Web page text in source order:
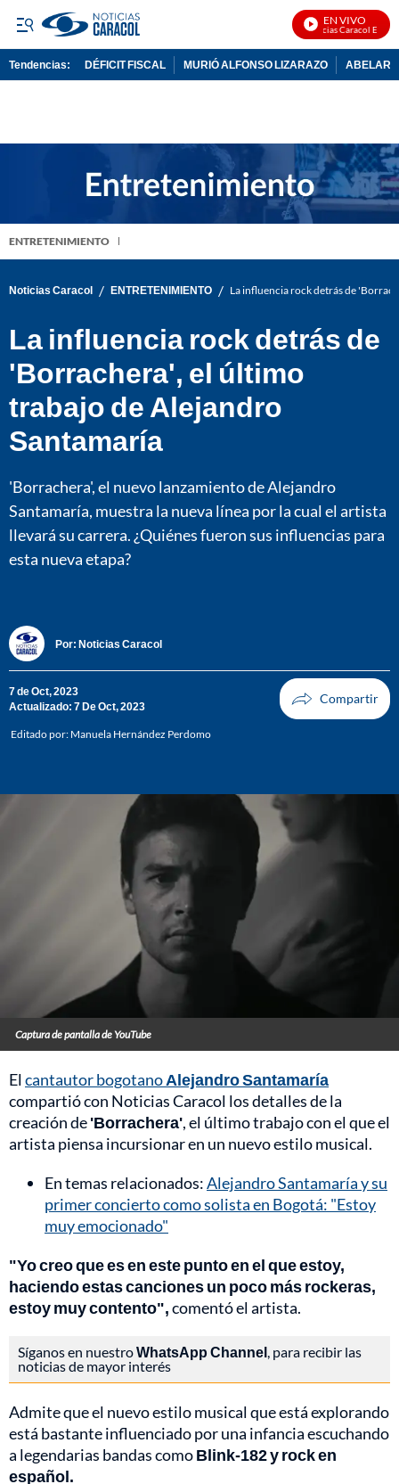
EN VIVO
Noticias Caracol En Vivo
Tendencias: DÉFICIT FISCAL MURIÓ ALFONSO LIZARAZO
ENTRETENIMIENTO
Noticias Caracol / ENTRETENIMIENTO / La influencia rock detrás de
La influencia rock detrás de
'Borrachera', el último
trabajo de Alejandro
Santamaría
'Borrachera', el nuevo lanzamiento de Alejandro
Santamaría, muestra la nueva línea por la cual el artista
llevará su carrera. ¿Quiénes fueron sus influencias para
esta nueva etapa?
Por: Noticias Caracol
7 de Oct, 2023
Actualizado: 7 De Oct, 2023
Editado por: Manuela Hernández Perdomo
Captura de pantalla de YouTube
Elcantautor bogotanoAlejandro Santamaría
compartió con Noticias Caracol los detalles de la
creación de'Borrachera', el último trabajo con el que el
artista piensa incursionar en un nuevo estilo musical.
En temas relacionados:Alejandro Santamaría y su
primer concierto como solista en Bogotá: "Estoy
muy emocionado"
"Yo creo que es en este punto en el que estoy,
haciendo estas canciones un poco más rockeras,
estoy muy contento",comentó el artista.
Síganos en nuestroWhatsApp Channel, para recibir las
noticias de mayor interés
Admite que el nuevo estilo musical que está explorando
está bastante influenciado por una infancia escuchando
a legendarias bandas comoBlink-182 y rock en
español.